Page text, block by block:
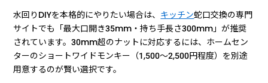
水回りDIYを本格的にやりたい場合は、 キッチン蛇口交換の専門
サイトでも「最大口開き35mm・持ち手長さ300mm」が推奨
されています。30mm超のナットに対応するには、ホームセン
ターのショートワイドモンキー（1,500〜2,500円程度）を別途
用意するのが賢い選択です。